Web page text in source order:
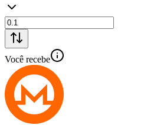
Você recebe